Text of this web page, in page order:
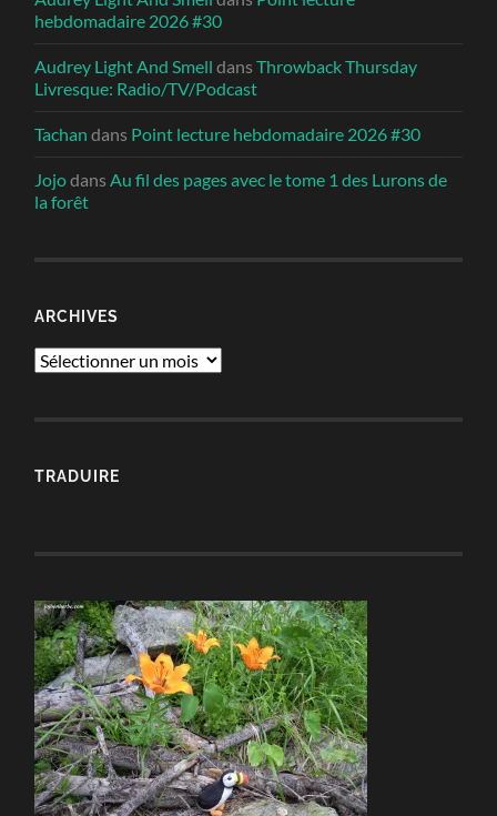
hebdomadaire 2026 #30
Audrey Light And Smell dansThrowback Thursday
Livresque: Radio/TV/Podcast
Tachan dans Point lecture hebdomadaire 2026 #30
Jojodans Au fil des pages avec le tome 1 des Lurons de
la forêt
ARCHIVES
Archives
TRADUIRE